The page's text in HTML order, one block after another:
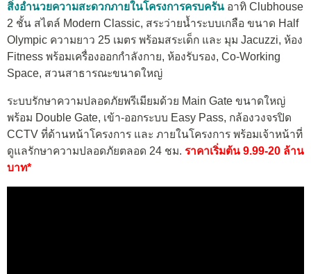
สิ่งอำนวยความสะดวกภายในโครงการครบครัน อาทิ Clubhouse
2 ชั้น สไตล์ Modern Classic, สระว่ายน้ำระบบเกลือ ขนาด Half
Olympic ความยาว 25 เมตร พร้อมสระเด็ก และ มุม Jacuzzi, ห้อง
Fitness พร้อมเครื่องออกกำลังกาย, ห้องรับรอง, Co-Working
Space, สวนสาธารณะขนาดใหญ่
ระบบรักษาความปลอดภัยพรีเมียมด้วย Main Gate ขนาดใหญ่
พร้อม Double Gate, เข้า-ออกระบบ Easy Pass, กล้องวงจรปิด
CCTV ที่ด้านหน้าโครงการ และ ภายในโครงการ พร้อมเจ้าหน้าที่
ดูแลรักษาความปลอดภัยตลอด 24 ชม. ราคาเริ่มต้น 9.99-20 ล้าน
บาท*